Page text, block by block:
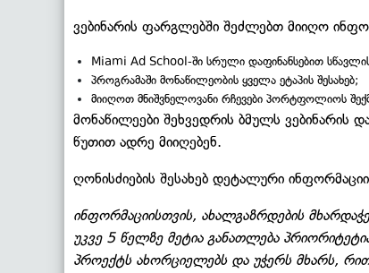
ვებინარის ფარგლებში შეძლებთ მიიღო
Miami Ad School-ში სრული დაფინანსებით სწავლის
პროგრამაში მონაწილეობის ყველა ეტაპის შესახებ;
მიიღოთ მნიშვნელოვანი რჩევები პორტფოლიოს
მონაწილეები შეხვედრის ბმულს ვებინარის
წუთით ადრე მიიღებენ.
ღონისძიების შესახებ დეტალური
ინფორმაციისთვის, ახალგაზრდების
უკვე 5 წელზე მეტია განათლება
პროექტს ახორციელებს და უჭერს მხარს,